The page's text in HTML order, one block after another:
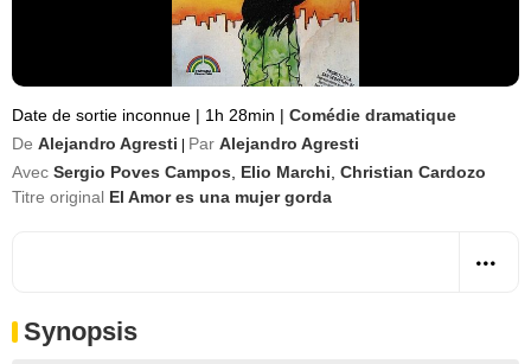
Date de sortie inconnue | 1h 28min | Comédie dramatique
De Alejandro Agresti Par Alejandro Agresti
Avec Sergio Poves Campos Elio Marchi Christian Cardozo
Titre original El Amor es una mujer gorda
Synopsis